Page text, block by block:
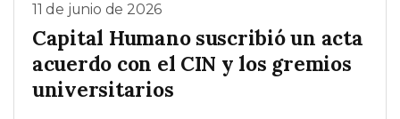
11 de junio de 2026
Capital Humano suscribió un acta
acuerdo con el CIN y los gremios
universitarios